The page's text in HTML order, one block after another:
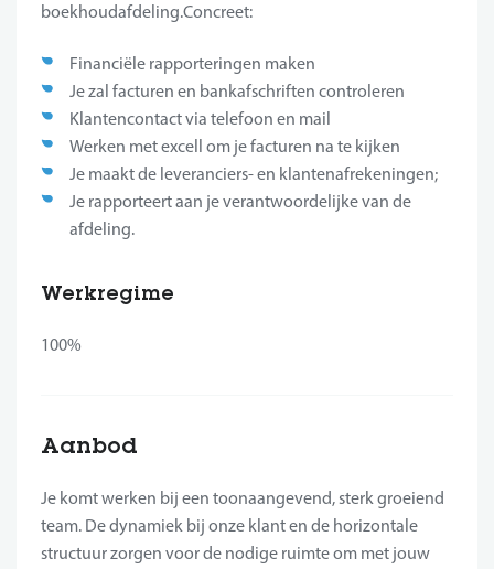
boekhoudafdeling.Concreet:
Financiële rapporteringen maken
Je zal facturen en bankafschriften controleren
Klantencontact via telefoon en mail
Werken met excell om je facturen na te kijken
Je maakt de leveranciers- en klantenafrekeningen;
Je rapporteert aan je verantwoordelijke van de
afdeling.
Werkregime
100%
Aanbod
Je komt werken bij een toonaangevend, sterk groeiend
team. De dynamiek bij onze klant en de horizontale
structuur zorgen voor de nodige ruimte om met jouw